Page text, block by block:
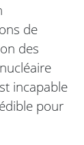
de
des
incapable
pour